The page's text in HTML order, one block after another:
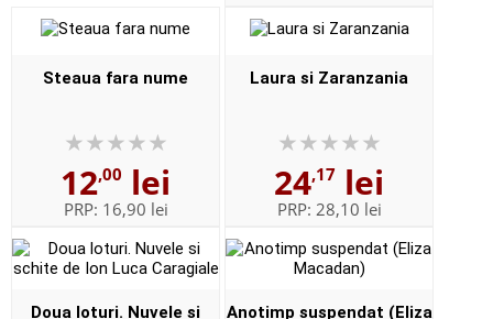
Steaua fara nume
12,00 lei
PRP: 16,90 lei
Laura si Zaranzania
24,17 lei
PRP: 28,10 lei
Doua loturi. Nuvele si Anotimp suspendat (Eliza